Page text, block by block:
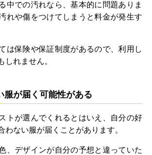
中での汚れなら、基本的に問題ありま
れや傷をつけてしまうと料金が発生す
は保険や保証制度があるので、利用し
しれません。
服が届く可能性がある
トが選んでくれるとはいえ、自分の好
わない服が届くことがあります。
、デザインが自分の予想と違っていた